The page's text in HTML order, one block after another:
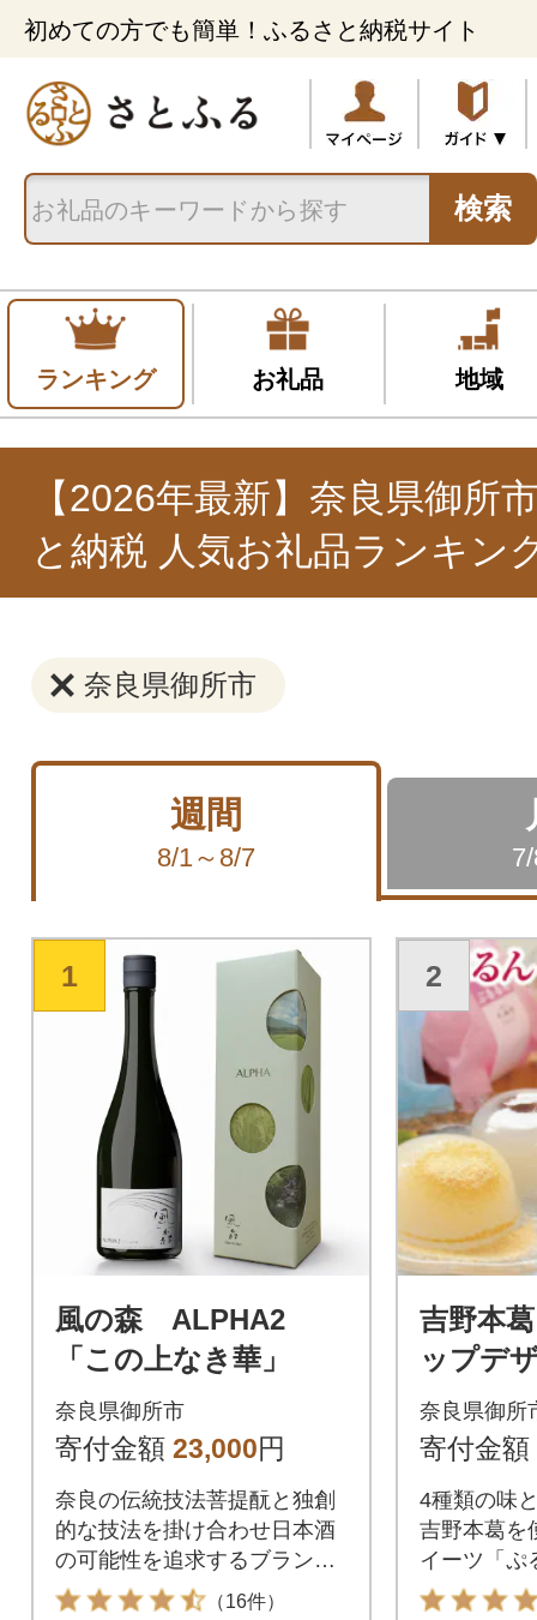
初めての方でも簡単！ふるさと納税サイト
検索
ランキング お礼品 地域
【2026年最新】奈良県御所
と納税 人気お礼品ランキン
奈良県御所市
週間
8/1～8/7
1
風の森 ALPHA2
「この上なき華」
奈良県御所市
寄付金額 23,000円
奈良の伝統技法菩提酛と独創
的な技法を掛け合わせ日本酒
の可能性を追求するブランド
『風の森ALPHA』
（16件）
2
吉野本
ップデ
るん」
奈良県御所
寄付金額
4種類の味
吉野本葛を
イーツ「ぷ